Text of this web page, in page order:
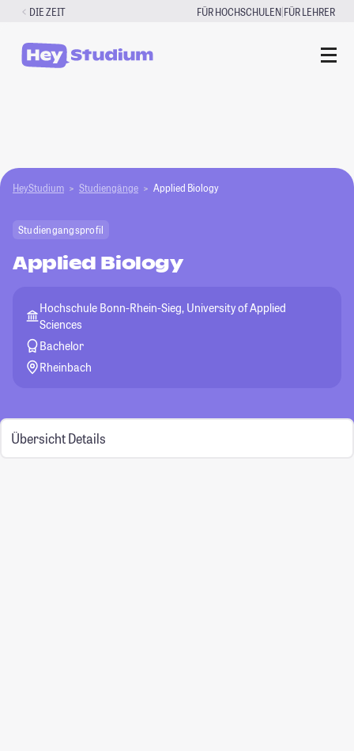
Zum
springen
DIE ZEIT FÜR HOCHSCHULEN|FÜR LEHRER
HeyStudium Studiengänge Applied Biology
Studiengangsprofil
Applied Biology
Hochschule Bonn-Rhein-Sieg, University of Applied
Sciences
Bachelor
Rheinbach
Übersicht Details